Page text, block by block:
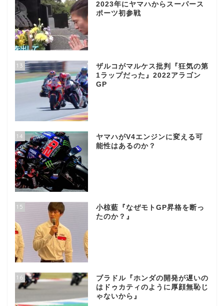
2023年にヤマハからスーパース
ポーツ初参戦
13
ザルコがマルケス批判『狂気の第
1ラップだった』2022アラゴン
GP
14
ヤマハがV4エンジンに変える可
能性はあるのか？
15
小椋藍『なぜモトGP昇格を断っ
たのか？』
16
ブラドル『ホンダの開発が遅いの
はドゥカティのように厚顔無恥じ
ゃないから』